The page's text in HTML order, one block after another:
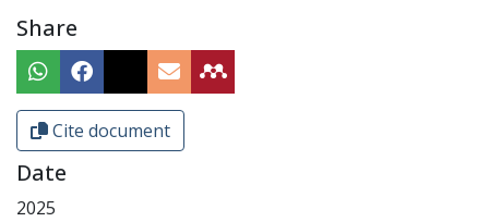
Share
Cite document
Date
2025